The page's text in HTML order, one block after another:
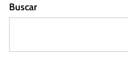
Buscar